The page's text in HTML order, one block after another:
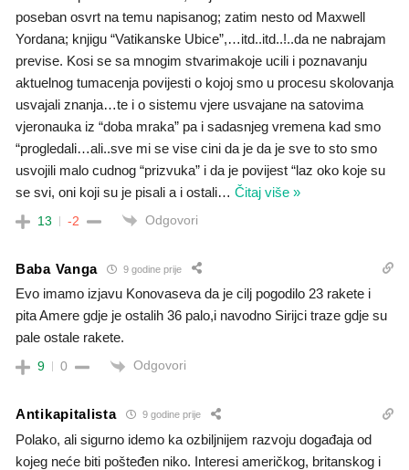
poseban osvrt na temu napisanog; zatim nesto od Maxwell
Yordana; knjigu “Vatikanske Ubice”,…itd..itd..!..da ne nabrajam
previse. Kosi se sa mnogim stvarimakoje ucili i poznavanju
aktuelnog tumacenja povijesti o kojoj smo u procesu skolovanja
usvajali znanja…te i o sistemu vjere usvajane na satovima
vjeronauka iz “doba mraka” pa i sadasnjeg vremena kad smo
“progledali…ali..sve mi se vise cini da je da je sve to sto smo
usvojili malo cudnog “prizvuka” i da je povijest “laz oko koje su
se svi, oni koji su je pisali a i ostali… Čitaj više »
13 -2 Odgovori
Baba Vanga 9 godine prije
Evo imamo izjavu Konovaseva da je cilj pogodilo 23 rakete i
pita Amere gdje je ostalih 36 palo,i navodno Sirijci traze gdje su
pale ostale rakete.
9 0 Odgovori
Antikapitalista 9 godine prije
Polako, ali sigurno idemo ka ozbiljnijem razvoju događaja od
kojeg neće biti pošteđen niko. Interesi američkog, britanskog i